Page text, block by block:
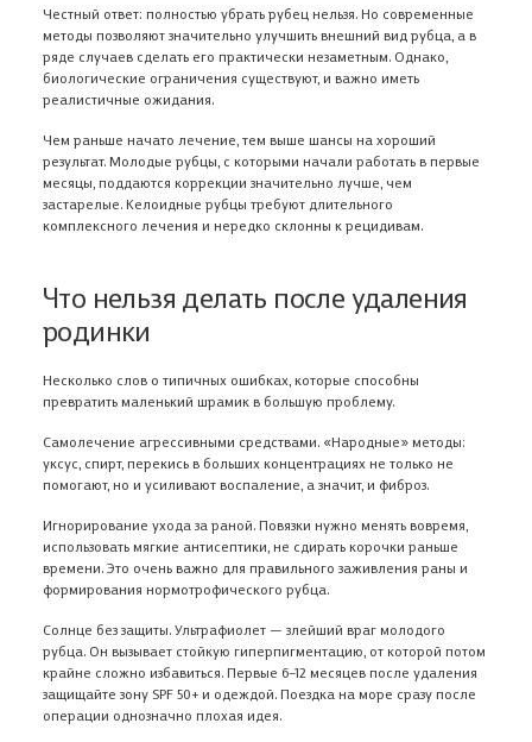
Честный ответ: полностью убрать рубец нельзя. Но современные
методы позволяют значительно улучшить внешний вид рубца, а в
ряде случаев сделать его практически незаметным. Однако,
биологические ограничения существуют, и важно иметь
реалистичные ожидания.
Чем раньше начато лечение, тем выше шансы на хороший
результат. Молодые рубцы, с которыми начали работать в первые
месяцы, поддаются коррекции значительно лучше, чем
застарелые. Келоидные рубцы требуют длительного
комплексного лечения и нередко склонны к рецидивам.
Что нельзя делать после удаления
родинки
Несколько слов о типичных ошибках, которые способны
превратить маленький шрамик в большую проблему.
Самолечение агрессивными средствами. «Народные» методы:
уксус, спирт, перекись в больших концентрациях не только не
помогают, но и усиливают воспаление, а значит, и фиброз.
Игнорирование ухода за раной. Повязки нужно менять вовремя,
использовать мягкие антисептики, не сдирать корочки раньше
времени. Это очень важно для правильного заживления раны и
формирования нормотрофического рубца.
Солнце без защиты. Ультрафиолет — злейший враг молодого
рубца. Он вызывает стойкую гиперпигментацию, от которой потом
крайне сложно избавиться. Первые 6–12 месяцев после удаления
защищайте зону SPF 50+ и одеждой. Поездка на море сразу после
операции однозначно плохая идея.